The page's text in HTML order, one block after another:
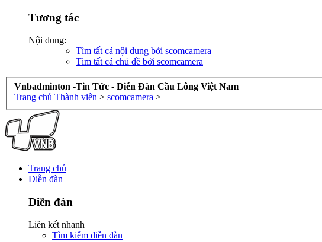
Tương tác
Nội dung:
Tìm tất cả nội dung bởi scomcamera
Tìm tất cả chủ đề bởi scomcamera
Vnbadminton -Tin Tức - Diễn Đàn Cầu Lông Việt Nam
Trang chủ Thành viên > scomcamera >
Trang chủ
Diễn đàn
Diễn đàn
Liên kết nhanh
Tìm kiếm diễn đàn